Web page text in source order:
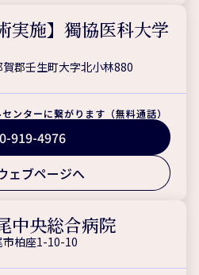
実施】獨協医科大学
郡壬生町大字北小林880
ンターに繋がります（無料通話）
919-4976
ェブページへ
中央総合病院
市柏座1-10-10